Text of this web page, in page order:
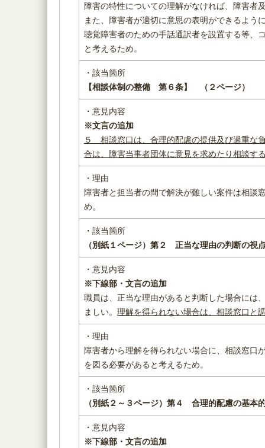
障害の特性についての理解がなければ、障害者
また、障害者が適切に意思の表明ができるよう
聴覚障害者のための手話通訳者を設置する等、
と考えるため。
・該当箇所
【相談体制の整備 第６条】
（２ページ）
・意見内容
※文言の追加
５ 相談窓口は、合理的配慮の提供及び過重な
合は、 障害当事者団体に意見を求めたり相談す
・理由
障害者と担当者の間で解決が難しい案件は相談
め。
・該当箇所
（別紙１ページ） 第２ 正当な理由の判断の
・意見内容
※下線部・文言の追加
職員は、正当な理由があると判断した場合には
ましい。 理解を得られない場合は、相談窓口と
・理由
障害者から理解を得られない場合に、相談窓口
を図る必要があると考えるため。
・該当箇所
（別紙２～３ページ） 第４ 合理的配慮の基本
・意見内容
※下線部・文言の追加